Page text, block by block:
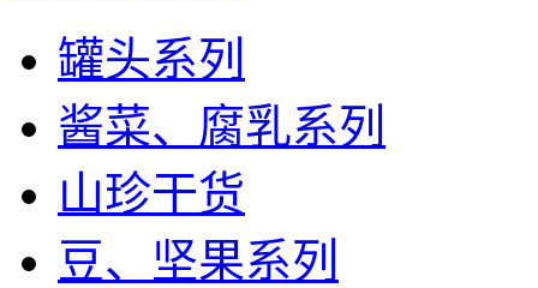
罐头系列
酱菜、腐乳系列
山珍干货
豆、坚果系列